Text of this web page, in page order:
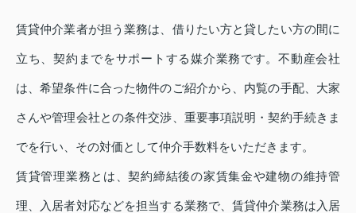
賃貸仲介業者が担う業務は、借りたい方と貸したい方の間に
立ち、契約までをサポートする媒介業務です。不動産会社
は、希望条件に合った物件のご紹介から、内覧の手配、大家
さんや管理会社との条件交渉、重要事項説明・契約手続きま
でを行い、その対価として仲介手数料をいただきます。
賃貸管理業務とは、契約締結後の家賃集金や建物の維持管
理、入居者対応などを担当する業務で、賃貸仲介業務は入居